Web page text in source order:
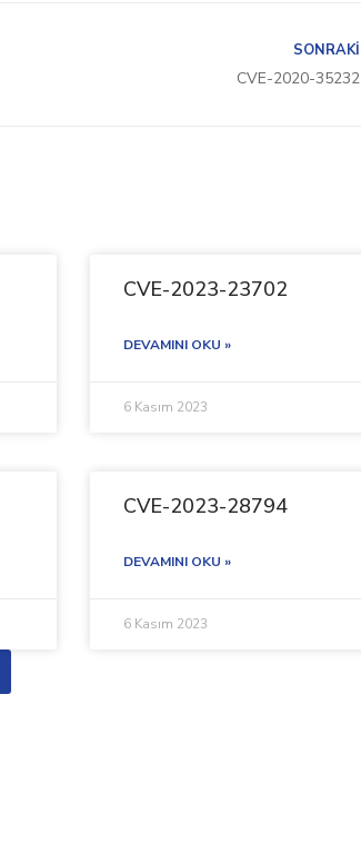
SONRAKI
CVE-2020-35232
CVE-2023-23702
DEVAMINI OKU »
6 Kasım 2023
CVE-2023-28794
DEVAMINI OKU »
6 Kasım 2023